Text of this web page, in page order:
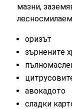
мазни,
оризът
зърнените
авокадото
сладки